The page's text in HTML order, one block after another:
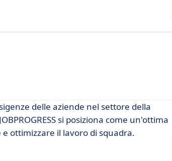
delle aziende nel settore della
si posiziona come un'ottima
ottimizzare il lavoro di squadra.